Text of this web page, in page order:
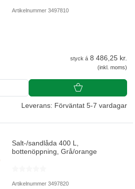
Artikelnummer 3497810
styck á 8 486,25 kr.
(inkl. moms)
Leverans: Förväntat 5-7 vardagar
Salt-/sandlåda 400 L,
bottenöppning, Grå/orange
Artikelnummer 3497820